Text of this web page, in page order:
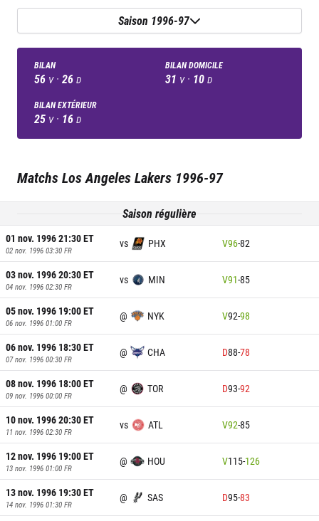
Saison 1996-97
BILAN
56 V · 26 D
BILAN DOMICILE
31 V · 10 D
BILAN EXTÉRIEUR
25 V · 16 D
MatchsLos Angeles Lakers 1996-97
Saison régulière
01 nov. 1996 21:30ET
02 nov. 1996 03:30 FR
vs PHX V96-82
03 nov. 1996 20:30ET
04 nov. 1996 02:30 FR
vs MIN V91-85
05 nov. 1996 19:00ET
06 nov. 1996 01:00 FR
@ NYK V92-98
06 nov. 1996 18:30ET
07 nov. 1996 00:30 FR
@ CHA D88-78
08 nov. 1996 18:00ET
09 nov. 1996 00:00 FR
@ TOR D93-92
10 nov. 1996 20:30ET
11 nov. 1996 02:30 FR
vs ATL V92-85
12 nov. 1996 19:00ET
13 nov. 1996 01:00 FR
@ HOU V115-126
13 nov. 1996 19:30ET
14 nov. 1996 01:30 FR
@ SAS D95-83